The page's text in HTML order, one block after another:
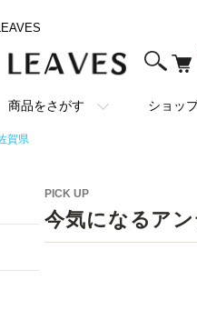
商品をさがす ショッ
賀県
PICK UP
今気になるア